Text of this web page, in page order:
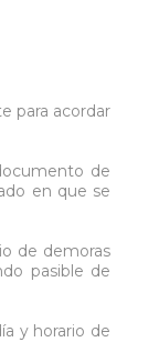
para acordar
de
en que se
de demoras
pasible de
y horario de